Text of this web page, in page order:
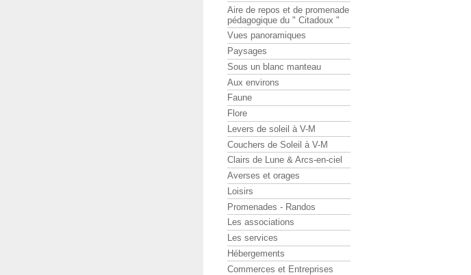
Aire de repos et de promenade
pédagogique du " Citadoux "
Vues panoramiques
Paysages
Sous un blanc manteau
Aux environs
Faune
Flore
Levers de soleil à V-M
Couchers de Soleil à V-M
Clairs de Lune & Arcs-en-ciel
Averses et orages
Loisirs
Promenades - Randos
Les associations
Les services
Hébergements
Commerces et Entreprises